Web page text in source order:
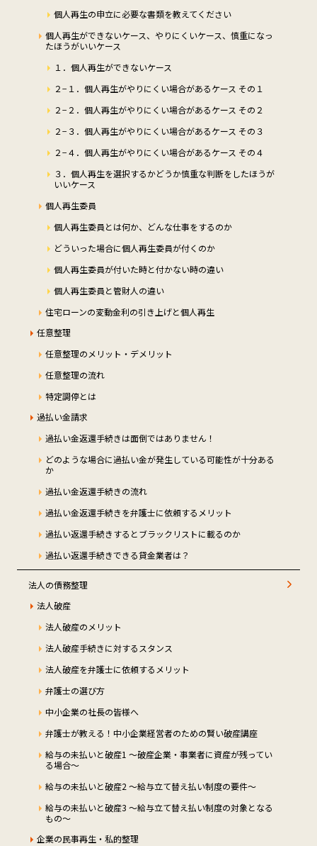
個人再生の申立に必要な書類を教えてください
個人再生ができないケース、やりにくいケース、慎重になっ
たほうがいいケース
１．個人再生ができないケース
２−１．個人再生がやりにくい場合があるケース その１
２−２．個人再生がやりにくい場合があるケース その２
２−３．個人再生がやりにくい場合があるケース その３
２−４．個人再生がやりにくい場合があるケース その４
３．個人再生を選択するかどうか慎重な判断をしたほうが
いいケース
個人再生委員
個人再生委員とは何か、どんな仕事をするのか
どういった場合に個人再生委員が付くのか
個人再生委員が付いた時と付かない時の違い
個人再生委員と管財人の違い
住宅ローンの変動金利の引き上げと個人再生
任意整理
任意整理のメリット・デメリット
任意整理の流れ
特定調停とは
過払い金請求
過払い金返還手続きは面倒ではありません！
どのような場合に過払い金が発生している可能性が十分ある
か
過払い金返還手続きの流れ
過払い金返還手続きを弁護士に依頼するメリット
過払い返還手続きするとブラックリストに載るのか
過払い返還手続きできる貸金業者は？
法人の債務整理
法人破産
法人破産のメリット
法人破産手続きに対するスタンス
法人破産を弁護士に依頼するメリット
弁護士の選び方
中小企業の社長の皆様へ
弁護士が教える！中小企業経営者のための賢い破産講座
給与の未払いと破産1 ～破産企業・事業者に資産が残ってい
る場合～
給与の未払いと破産2 ～給与立て替え払い制度の要件～
給与の未払いと破産3 ～給与立て替え払い制度の対象となる
もの～
企業の民事再生・私的整理